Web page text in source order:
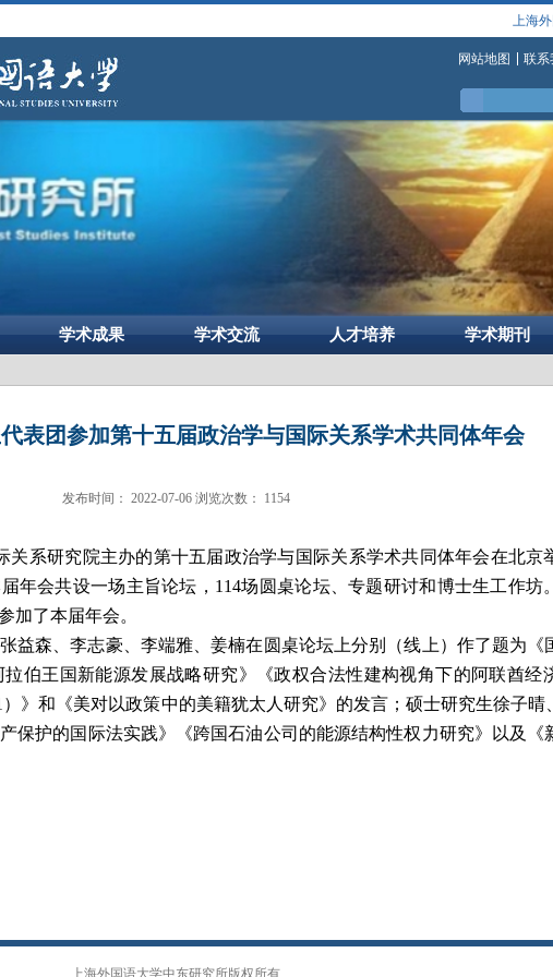
上海
网站地图 联系
学术成果 学术交流 人才培养 学术期刊
表团参加第十五届政治学与国际关系学术共同体年会
发布时间： 2022-07-06 浏览次数： 1154
关系研究院主办的第十五届政治学与国际关系学术共同体年会在北京
年会共设一场主旨论坛，114场圆桌论坛、专题研讨和博士生工作坊
加了本届年会。
张益森 、李志豪 李端雅 、姜楠在圆桌论坛上分别（线上）作了题为 《
拉伯王国新能源发展战略研究》《政权合法性建构视角下的阿联酋经
）》和 《美对以政策中的美籍犹太人研究》 的发言； 硕士研究生徐子晴
保护的国际法实践》《跨国石油公司的能源结构性权力研究》 以及 《
上海外国语大学中东研究所版权所有